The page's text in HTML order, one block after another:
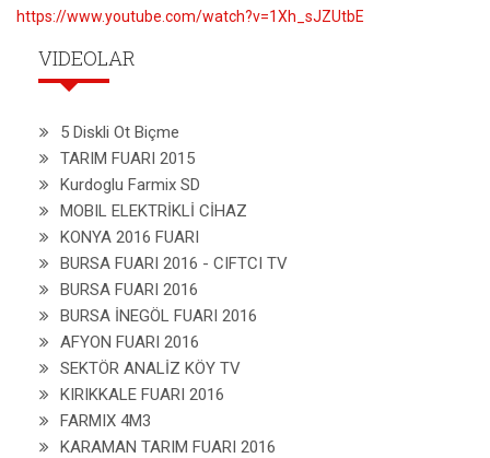
https://www.youtube.com/watch?v=1Xh_sJZUtbE
VIDEOLAR
5 Diskli Ot Biçme
TARIM FUARI 2015
Kurdoglu Farmix SD
MOBIL ELEKTRİKLİ CİHAZ
KONYA 2016 FUARI
BURSA FUARI 2016 - CIFTCI TV
BURSA FUARI 2016
BURSA İNEGÖL FUARI 2016
AFYON FUARI 2016
SEKTÖR ANALİZ KÖY TV
KIRIKKALE FUARI 2016
FARMIX 4M3
KARAMAN TARIM FUARI 2016